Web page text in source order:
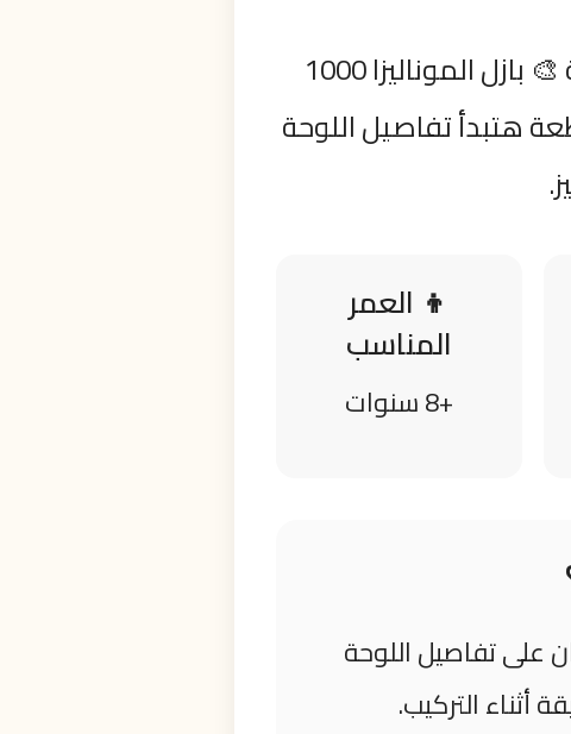
تجربة تركيب لمحبي التحدّي الحقيقي والتفاصيل الفنية الدقيقة 🎨 بازل الموناليزا 1000
هتبدأ تفاصيل اللوحة
👦 العمر
المناسب
+8 سنوات
على تفاصيل اللوحة
أثناء التركيب.